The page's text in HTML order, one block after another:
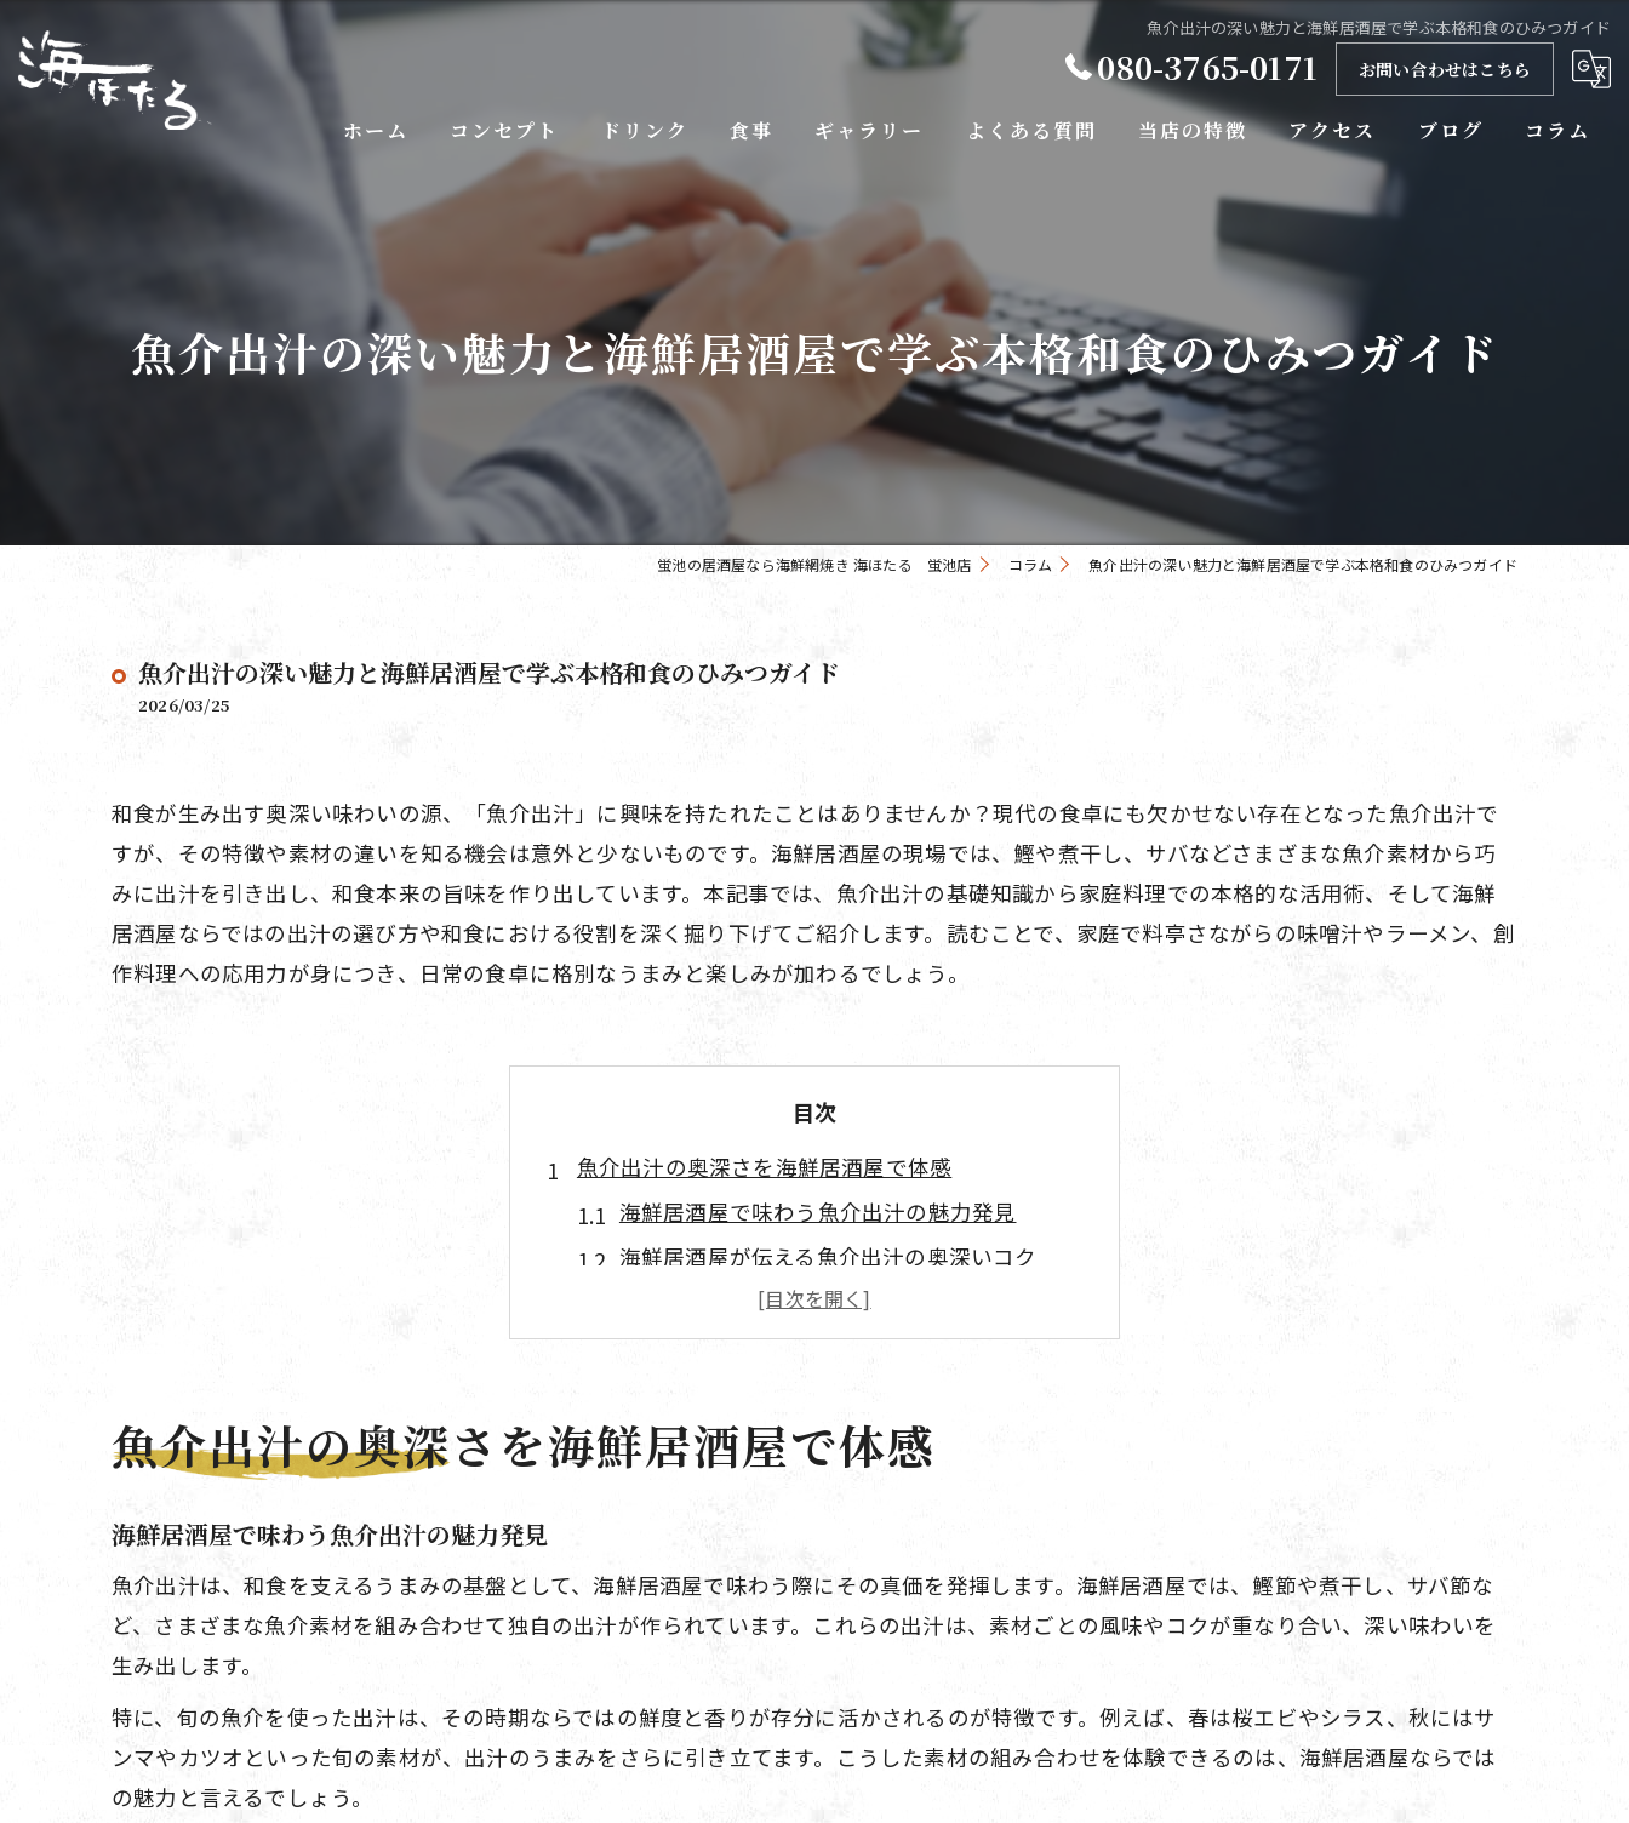
魚介出汁の深い魅力と海鮮居酒屋で学ぶ本格和食のひみつガイド
080-3765-0171 お問い合わせはこちら
ホーム コンセプト ドリンク 食事 ギャラリー よくある質問 当店の特徴
サプライズ
飲み放題
刺身
アクセス ブログ コラム
魚介出汁の深い魅力と海鮮居酒屋で学ぶ本格和食のひみつガイド
蛍池の居酒屋なら海鮮網焼き 海ほたる 蛍池店 コラム 魚介出汁の深い魅力と海鮮居酒屋で学ぶ本格和食のひみつガイド
魚介出汁の深い魅力と海鮮居酒屋で学ぶ本格和食のひみつガイド
2026/03/25
和食が生み出す奥深い味わいの源、「魚介出汁」に興味を持たれたことはありませんか？現代の食卓にも欠かせない存在となった魚介出汁で
すが、その特徴や素材の違いを知る機会は意外と少ないものです。海鮮居酒屋の現場では、鰹や煮干し、サバなどさまざまな魚介素材から巧
みに出汁を引き出し、和食本来の旨味を作り出しています。本記事では、魚介出汁の基礎知識から家庭料理での本格的な活用術、そして海鮮
居酒屋ならではの出汁の選び方や和食における役割を深く掘り下げてご紹介します。読むことで、家庭で料亭さながらの味噌汁やラーメン、創
作料理への応用力が身につき、日常の食卓に格別なうまみと楽しみが加わるでしょう。
目次
魚介出汁の奥深さを海鮮居酒屋で体感
海鮮居酒屋で味わう魚介出汁の魅力発見
海鮮居酒屋が伝える魚介出汁の奥深いコク
魚介出汁と海鮮居酒屋のうまみ体験法
魚介出汁が光る海鮮居酒屋の人気メニュー解説
本格和食に欠かせない魚介出汁の秘密
海鮮居酒屋で知る魚介出汁の和食活用法
魚介出汁が和食の味を支える仕組み解説
魚介出汁が本格和食の味を引き立てる要素
海鮮居酒屋が教える出汁活用術
海鮮居酒屋直伝の魚介出汁活用アイデア
魚介出汁の奥深さを海鮮居酒屋で体感
海鮮居酒屋で味わう魚介出汁の魅力発見
魚介出汁は、和食を支えるうまみの基盤として、海鮮居酒屋で味わう際にその真価を発揮します。海鮮居酒屋では、鰹節や煮干し、サバ節な
ど、さまざまな魚介素材を組み合わせて独自の出汁が作られています。これらの出汁は、素材ごとの風味やコクが重なり合い、深い味わいを
生み出します。
特に、旬の魚介を使った出汁は、その時期ならではの鮮度と香りが存分に活かされるのが特徴です。例えば、春は桜エビやシラス、秋にはサ
ンマやカツオといった旬の素材が、出汁のうまみをさらに引き立てます。こうした素材の組み合わせを体験できるのは、海鮮居酒屋ならでは
の魅力と言えるでしょう。